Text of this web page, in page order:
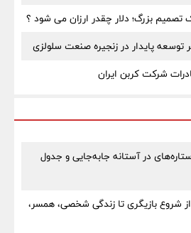
تصمیم بزرگ؛ دلار چقدر ارزان می شود ؟
توسعه پایدار در زنجیره صنعت سلولزی
در آستانه جابه‌جایی و جدول
از شروع بازیگری تا زندگی شخصی، همسر،